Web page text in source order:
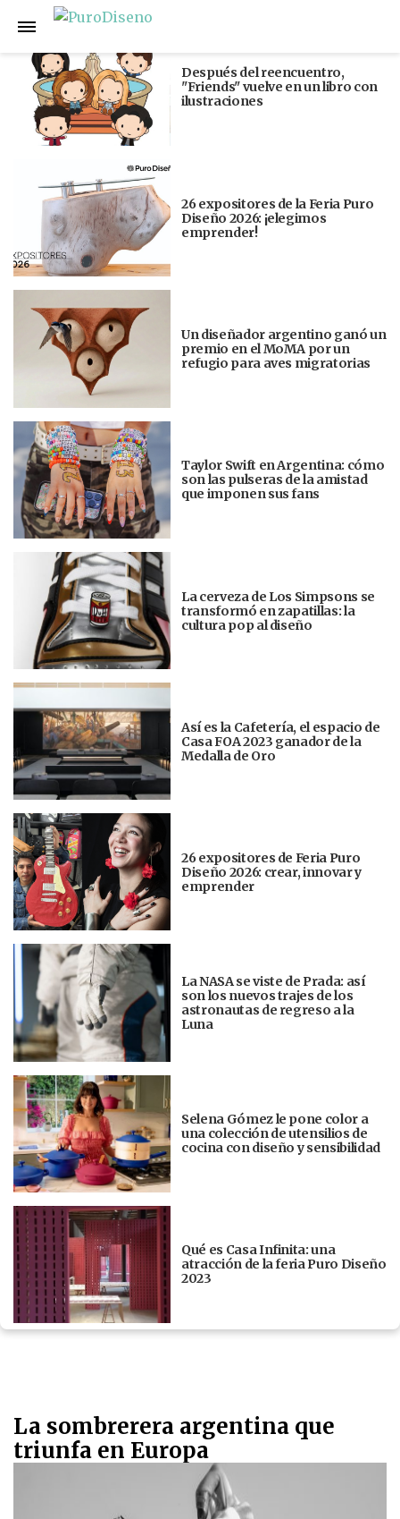
Anterior
Después del reencuentro,
"Friends" vuelve en un libro con
ilustraciones
26 expositores de la Feria Puro
Diseño 2026: ¡elegimos
emprender!
Un diseñador argentino ganó un
premio en el MoMA por un
refugio para aves migratorias
Taylor Swift en Argentina: cómo
son las pulseras de la amistad
que imponen sus fans
La cerveza de Los Simpsons se
transformó en zapatillas: la
cultura pop al diseño
Así es la Cafetería, el espacio de
Casa FOA 2023 ganador de la
Medalla de Oro
26 expositores de Feria Puro
Diseño 2026: crear, innovar y
emprender
La NASA se viste de Prada: así
son los nuevos trajes de los
astronautas de regreso a la
Luna
Selena Gómez le pone color a
una colección de utensilios de
cocina con diseño y sensibilidad
Qué es Casa Infinita: una
atracción de la feria Puro Diseño
2023
Siguiente
La sombrerera argentina que
triunfa en Europa